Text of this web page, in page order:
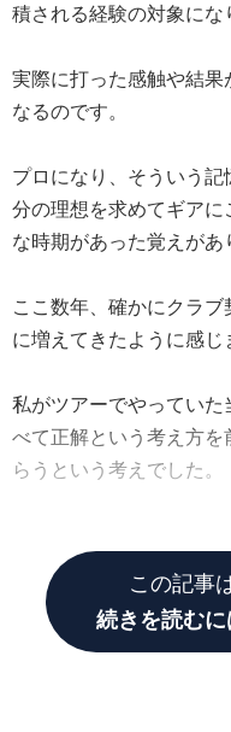
積される経験の対象にな
実際に打った感触や結
なるのです。
プロになり、そういう
分の理想を求めてギア
な時期があった覚えがあ
ここ数年、確かにクラ
に増えてきたように感じ
私がツアーでやってい
べて正解という考え方
らうという考えでした。
この記事
続きを読む